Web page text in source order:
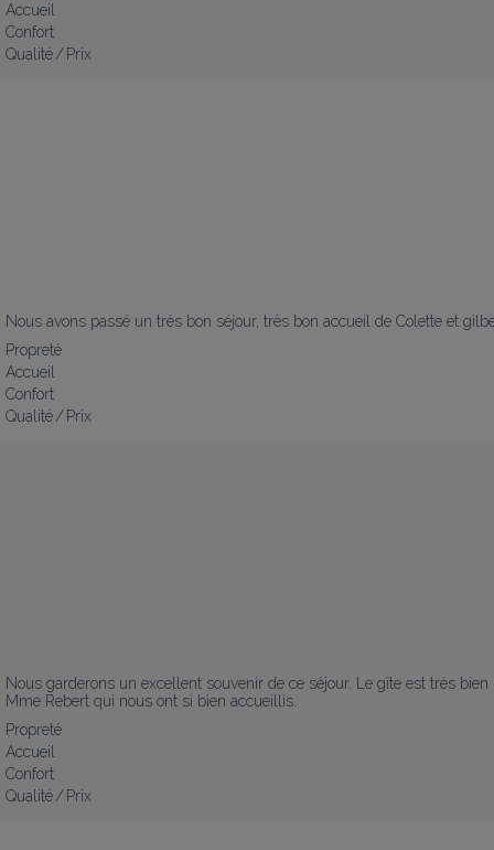
Accueil
Confort
Qualité / Prix
Nous avons passé un très bon séjour, très bon accueil de Colette et
Propreté
Accueil
Confort
Qualité / Prix
Nous garderons un excellent souvenir de ce séjour. Le gîte est très
Mme Rebert qui nous ont si bien accueillis.
Propreté
Accueil
Confort
Qualité / Prix